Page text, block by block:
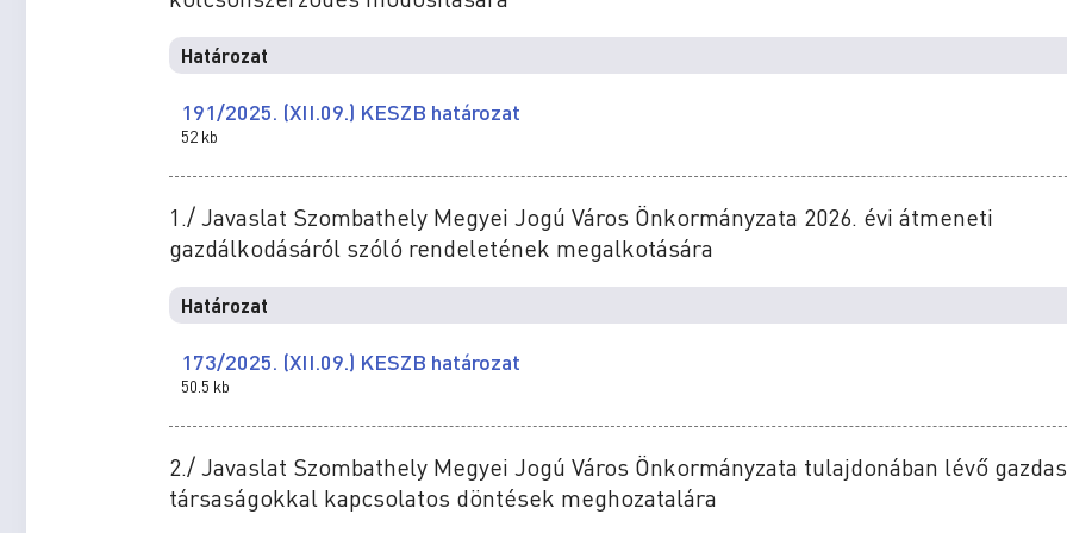
Határozat
191/2025. (XII.09.) KESZB határozat
52 kb
1./ Javaslat Szombathely Megyei Jogú Város Önkormányzata 2026. évi átmeneti
gazdálkodásáról szóló rendeletének megalkotására
Határozat
173/2025. (XII.09.) KESZB határozat
50.5 kb
2./ Javaslat Szombathely Megyei Jogú Város Önkormányzata tulajdonában lévő
társaságokkal kapcsolatos döntések meghozatalára